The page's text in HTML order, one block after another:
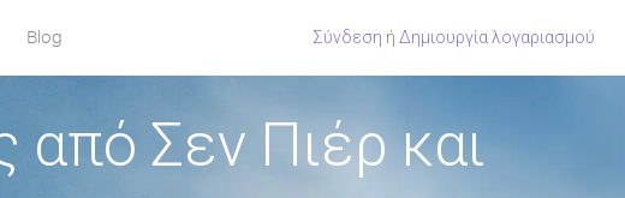
Blog Σύνδεση ή Δημιουργία λογαριασμού
από Σεν Πιέρ και